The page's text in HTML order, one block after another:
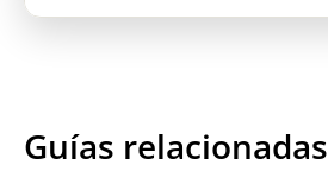
Guías relacionadas